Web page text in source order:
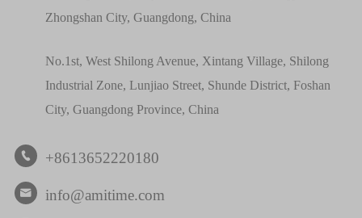
Zhongshan City, Guangdong, China
No.1st, West Shilong Avenue, Xintang Village, Shilong
Industrial Zone, Lunjiao Street, Shunde District, Foshan
City, Guangdong Province, China
 +8613652220180
 info@amitime.com